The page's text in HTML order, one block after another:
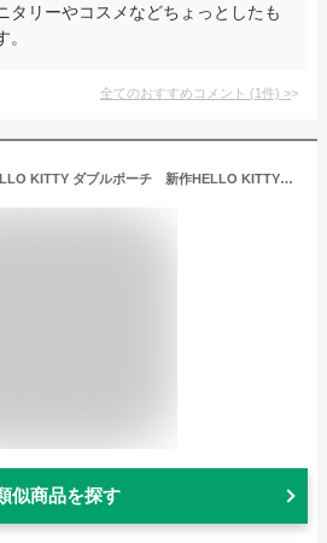
タリーやコスメなどちょっとしたも
全てのおすすめコメント (1件) >
【送料無料】新作HELLO KITTY ダブルポーチ 新作HELLO KITTY化粧ポーチ／キュートなハローキティポーチ( 新作キティちゃん雑貨・サンリオキャラクターグッズ・レディース雑貨）
似商品を探す